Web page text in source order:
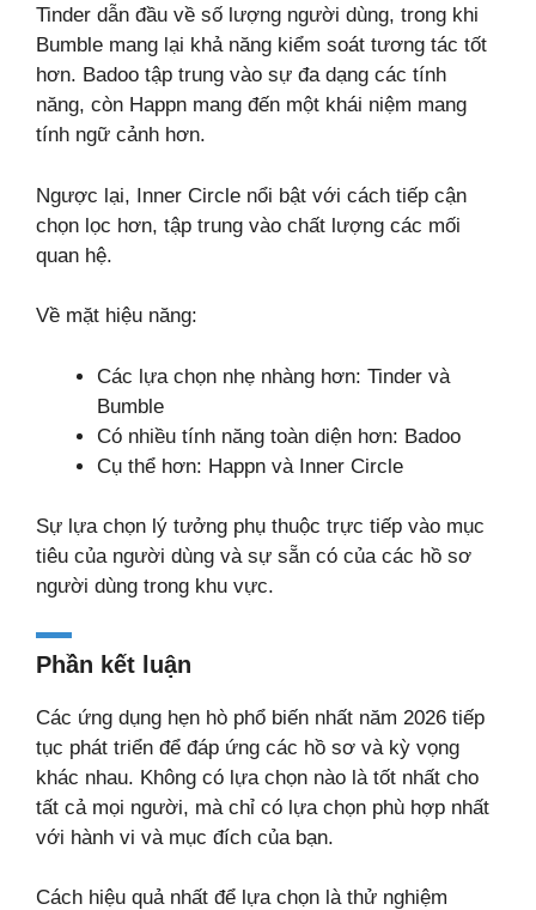
Tinder dẫn đầu về số lượng người dùng, trong khi
Bumble mang lại khả năng kiểm soát tương tác tốt
hơn. Badoo tập trung vào sự đa dạng các tính
năng, còn Happn mang đến một khái niệm mang
tính ngữ cảnh hơn.
Ngược lại, Inner Circle nổi bật với cách tiếp cận
chọn lọc hơn, tập trung vào chất lượng các mối
quan hệ.
Về mặt hiệu năng:
Các lựa chọn nhẹ nhàng hơn: Tinder và
Bumble
Có nhiều tính năng toàn diện hơn: Badoo
Cụ thể hơn: Happn và Inner Circle
Sự lựa chọn lý tưởng phụ thuộc trực tiếp vào mục
tiêu của người dùng và sự sẵn có của các hồ sơ
người dùng trong khu vực.
Phần kết luận
Các ứng dụng hẹn hò phổ biến nhất năm 2026 tiếp
tục phát triển để đáp ứng các hồ sơ và kỳ vọng
khác nhau. Không có lựa chọn nào là tốt nhất cho
tất cả mọi người, mà chỉ có lựa chọn phù hợp nhất
với hành vi và mục đích của bạn.
Cách hiệu quả nhất để lựa chọn là thử nghiệm